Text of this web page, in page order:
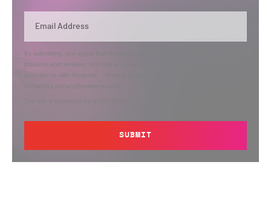
By submitting, you agree that Semperis may send you information regarding its
products and services, and use and process your personal information in
accordance with Semperis’
contacting privacy@semperis.com.
SUBMIT